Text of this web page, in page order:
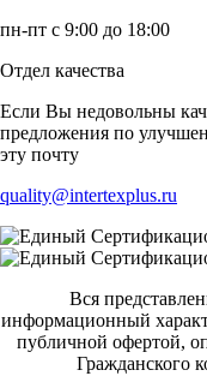
пн-пт с 9:00 до 18:00
Отдел качества
Если Вы недовольны
предложения по
эту почту
quality@intertexplus.ru
Вся
информационный
публичной офертой,
Гражданского